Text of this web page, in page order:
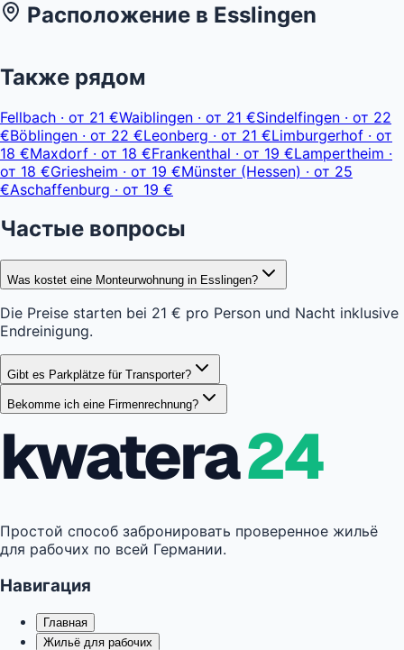
Расположение в Esslingen
+
Также рядом
Fellbach · от 21 €Waiblingen · от 21 €Sindelfingen · от 22
€Böblingen · от 22 €Leonberg · от 21 €Limburgerhof · от
18 €Maxdorf · от 18 €Frankenthal · от 19 €Lampertheim ·
от 18 €Griesheim · от 19 €Münster (Hessen) · от 25
€Aschaffenburg · от 19 €
Частые вопросы
Was kostet eine Monteurwohnung in Esslingen?
Die Preise starten bei 21 € pro Person und Nacht inklusive
Endreinigung.
Gibt es Parkplätze für Transporter?
Bekomme ich eine Firmenrechnung?
kwatera24
Простой способ забронировать проверенное жильё
для рабочих по всей Германии.
Навигация
Главная
Жильё для рабочих